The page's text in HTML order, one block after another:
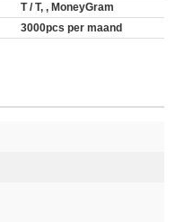
T / T, , MoneyGram
3000pcs per maand